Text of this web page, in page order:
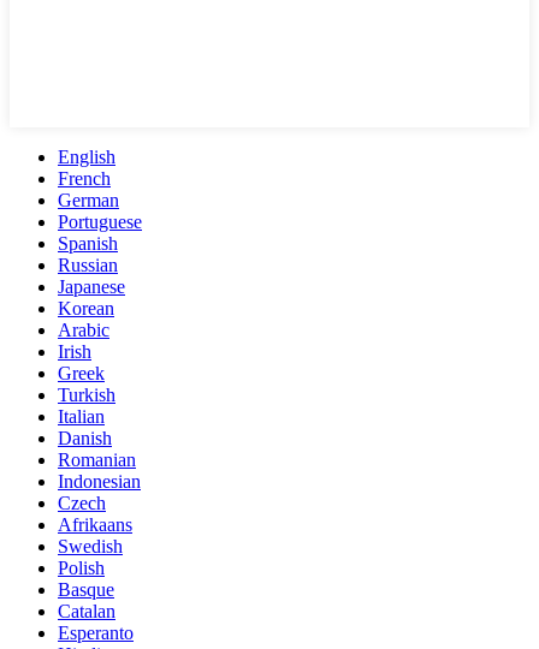
English
French
German
Portuguese
Spanish
Russian
Japanese
Korean
Arabic
Irish
Greek
Turkish
Italian
Danish
Romanian
Indonesian
Czech
Afrikaans
Swedish
Polish
Basque
Catalan
Esperanto